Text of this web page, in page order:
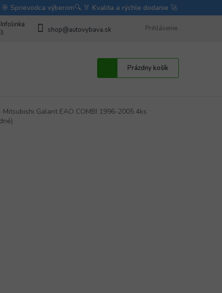
Fotorecenzie autodoplnkov od zákazníkov BLOG
shop@autovybava.sk Prihlásenie
Nákupný
košík
Prázdny košík
Galant EAO COMBI 1996-2005 4ks